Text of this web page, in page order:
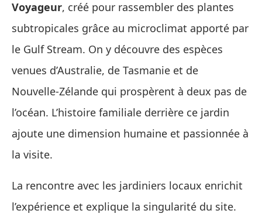
Voyageur, créé pour rassembler des plantes
subtropicales grâce au microclimat apporté par
le Gulf Stream. On y découvre des espèces
venues d’Australie, de Tasmanie et de
Nouvelle‑Zélande qui prospèrent à deux pas de
l’océan. L’histoire familiale derrière ce jardin
ajoute une dimension humaine et passionnée à
la visite.
La rencontre avec les jardiniers locaux enrichit
l’expérience et explique la singularité du site.